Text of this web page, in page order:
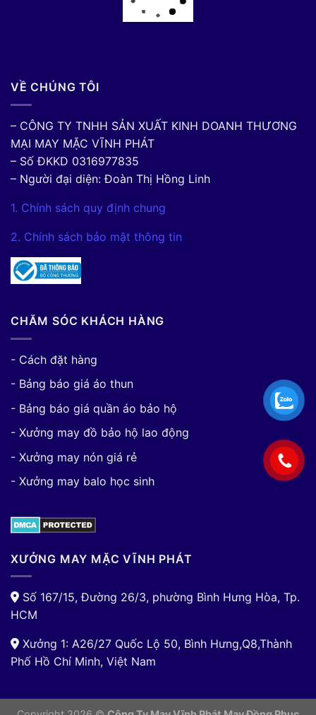
VỀ CHÚNG TÔI
– CÔNG TY TNHH SẢN XUẤT KINH DOANH THƯƠNG
MẠI MAY MẶC VĨNH PHÁT
– Số ĐKKD 0316977835
– Người đại diện: Đoàn Thị Hồng Linh
1. Chính sách quy định chung
2. Chính sách bảo mật thông tin
CHĂM SÓC KHÁCH HÀNG
- Cách đặt hàng
- Bảng báo giá áo thun
- Bảng báo giá quần áo bảo hộ
- Xưởng may đồ bảo hộ lao động
- Xưởng may nón giá rẻ
- Xưởng may balo học sinh
XƯỞNG MAY MẶC VĨNH PHÁT
Số 167/15, Đường 26/3, phường Bình Hưng Hòa, Tp.
HCM
Xưởng 1: A26/27 Quốc Lộ 50, Bình Hưng,Q8,Thành
Phố Hồ Chí Minh, Việt Nam